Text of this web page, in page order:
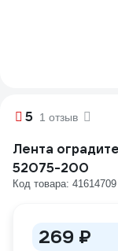
5 1 отзыв
Лента
52075-200
Код товара: 41614709
269 ₽